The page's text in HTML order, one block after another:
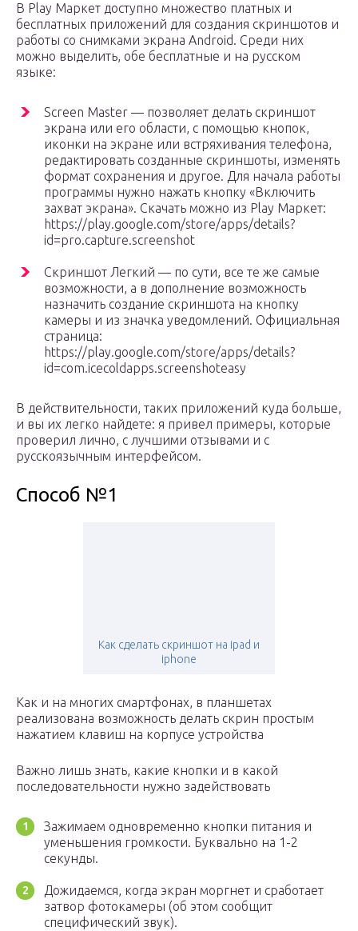
В Play Маркет доступно множество платных и
бесплатных приложений для создания скриншотов и
работы со снимками экрана Android. Среди них
можно выделить, обе бесплатные и на русском
языке:
Screen Master — позволяет делать скриншот
экрана или его области, с помощью кнопок,
иконки на экране или встряхивания телефона,
редактировать созданные скриншоты, изменять
формат сохранения и другое. Для начала работы
программы нужно нажать кнопку «Включить
захват экрана». Скачать можно из Play Маркет:
https://play.google.com/store/apps/details?
id=pro.capture.screenshot
Скриншот Легкий — по сути, все те же самые
возможности, а в дополнение возможность
назначить создание скриншота на кнопку
камеры и из значка уведомлений. Официальная
страница:
https://play.google.com/store/apps/details?
id=com.icecoldapps.screenshoteasy
В действительности, таких приложений куда больше,
и вы их легко найдете: я привел примеры, которые
проверил лично, с лучшими отзывами и с
русскоязычным интерфейсом.
Способ №1
Как сделать скриншот на ipad и
iphone
Как и на многих смартфонах, в планшетах
реализована возможность делать скрин простым
нажатием клавиш на корпусе устройства
Важно лишь знать, какие кнопки и в какой
последовательности нужно задействовать
Зажимаем одновременно кнопки питания и
уменьшения громкости. Буквально на 1-2
секунды.
Дожидаемся, когда экран моргнет и сработает
затвор фотокамеры (об этом сообщит
специфический звук).